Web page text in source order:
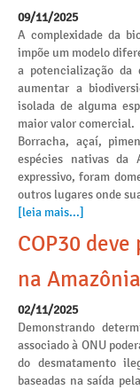
09/11/2025
A complexidade da
impõe um modelo
a potencialização da
aumentar a
isolada de alguma
maior valor comercial.
Borracha, açaí,
espécies nativas da
expressivo, foram
outros lugares onde
[leia mais...]
COP30
na
02/11/2025
Demonstrando
associado à ONU
do desmatamento
baseadas na saída